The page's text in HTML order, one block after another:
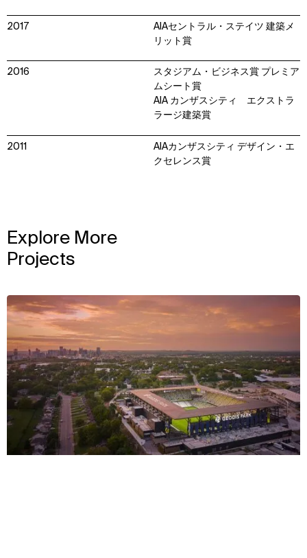
2017
AIAセントラル・ステイツ 建築メ
リット賞
2016
スタジアム・ビジネス賞 プレミア
ムシート賞
AIA カンザスシティ エクストラ
ラージ建築賞
2011
AIAカンザスシティ デザイン・エ
クセレンス賞
Explore More
Projects
View